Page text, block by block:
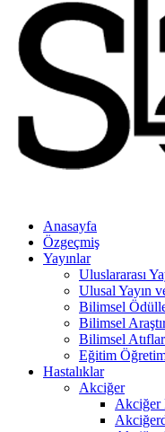
Anasayfa
Özgeçmiş
Yayınlar
Uluslararası
Ulusal Yayın
Bilimsel
Bilimsel
Bilimsel Atıflar
Eğitim
Hastalıklar
Akciğer
Akciğer